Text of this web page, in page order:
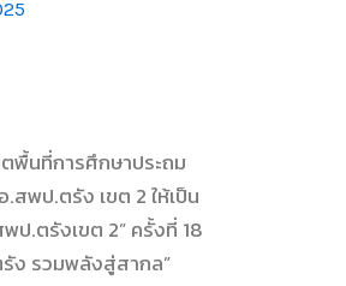
พื้นที่การศึกษาประถม
พป.ตรัง เขต 2 ให้เป็น
.ตรังเขต 2” ครั้งที่ 18
ง รวมพลังสู่สากล”